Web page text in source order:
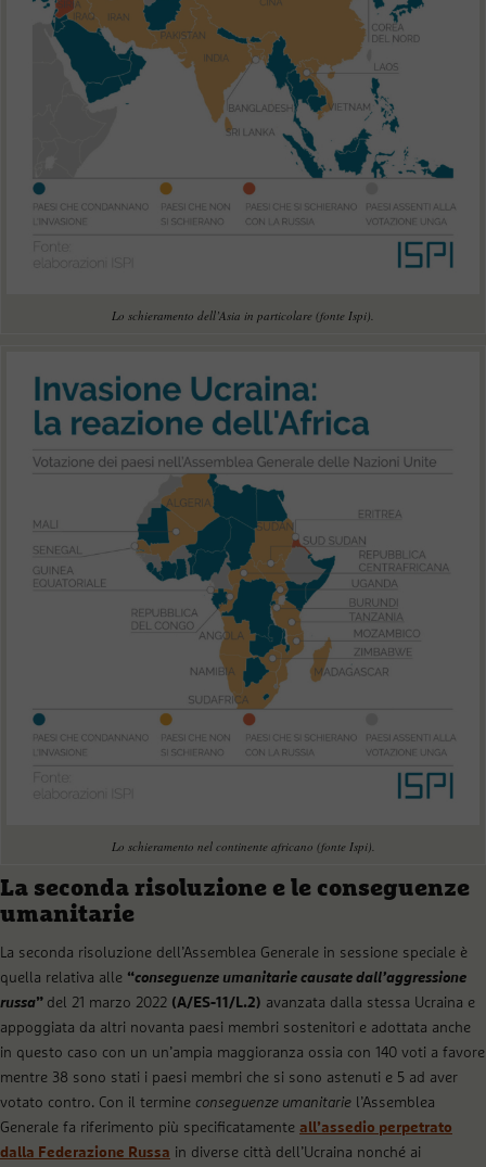
Lo schieramento dell’Asia in particolare (fonte Ispi).
Lo schieramento nel continente africano (fonte Ispi).
La seconda risoluzione e le conseguenze
umanitarie
La seconda risoluzione dell’Assemblea Generale in sessione speciale è
quella relativa alle “conseguenze umanitarie causate dall’aggressione
russa” del 21 marzo 2022 (A/ES-11/L.2) avanzata dalla stessa Ucraina e
appoggiata da altri novanta paesi membri sostenitori e adottata anche
in questo caso con un un’ampia maggioranza ossia con 140 voti a favore
mentre 38 sono stati i paesi membri che si sono astenuti e 5 ad aver
votato contro. Con il termine conseguenze umanitarie l’Assemblea
Generale fa riferimento più specificatamente all’assedio perpetrato
dalla Federazione Russa in diverse città dell’Ucraina nonché ai